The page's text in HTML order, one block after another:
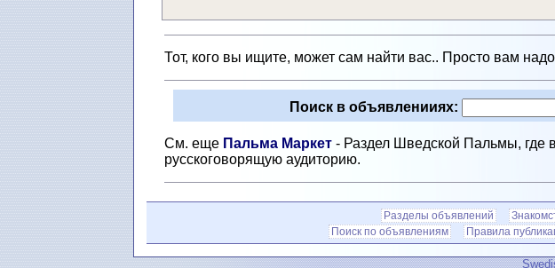
Тот, кого вы ищите, может сам найти вас.. Просто вам надо
Поиск в объявленииях:
См. еще Пальма Маркет- Раздел Шведской Пальмы, где
русскоговорящую аудиторию.
Разделы объявлений
Поиск по объявлениям
Правила